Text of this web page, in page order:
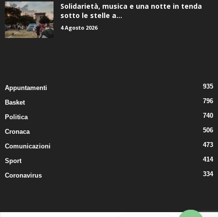
Solidarietà, musica e una notte in tenda
sotto le stelle a...
4 Agosto 2026
Appuntamenti 935
Basket 796
Politica 740
Cronaca 506
Comunicazioni 473
Sport 414
Coronavirus 334